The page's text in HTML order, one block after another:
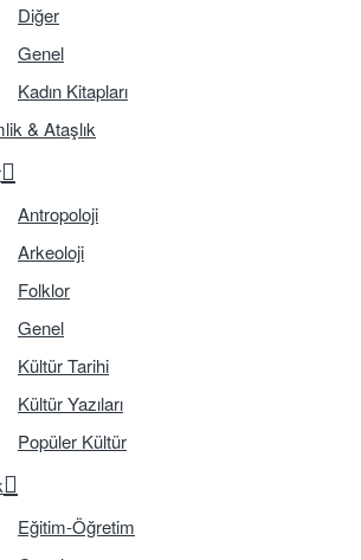
Diğer
Genel
Kadın Kitapları
& Ataşlık
Antropoloji
Arkeoloji
Folklor
Genel
Kültür Tarihi
Kültür Yazıları
Popüler Kültür
Eğitim-Öğretim